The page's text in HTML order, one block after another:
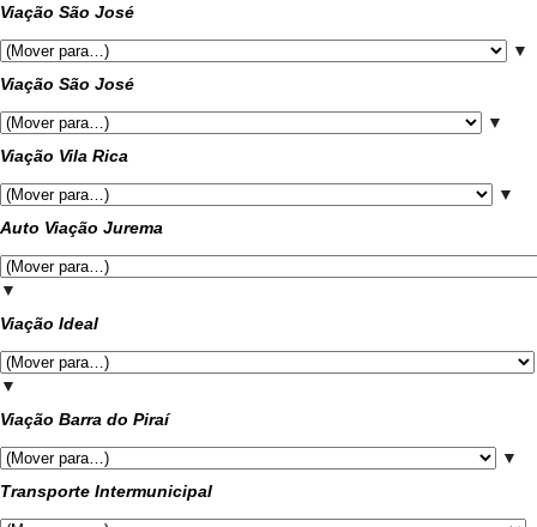
Viação São José
▼
Viação São José
▼
Viação Vila Rica
▼
Auto Viação Jurema
▼
Viação Ideal
▼
Viação Barra do Piraí
▼
Transporte Intermunicipal